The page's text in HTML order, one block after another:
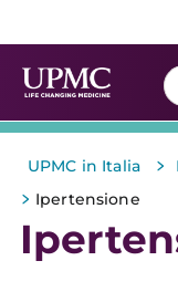
UPMC in Italia >
> Ipertensione